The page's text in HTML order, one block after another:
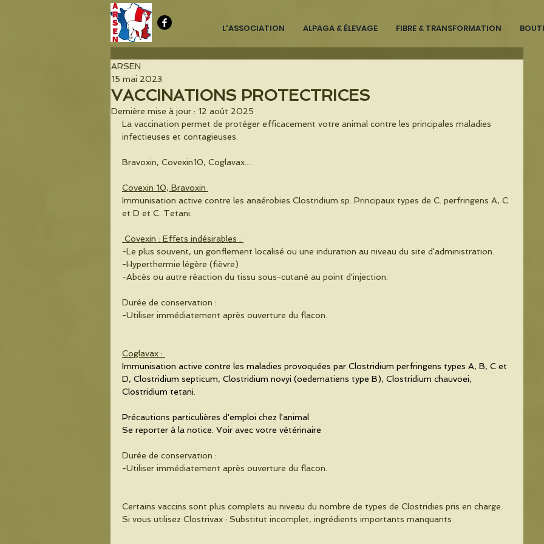
L'ASSOCIATION ALPAGA & ÉLEVAGE FIBRE & TRANSFORMATION
VACCINATIONS PROTECTRICES
ARSEN
15 mai 2023
Dernière mise à jour : 12 août 2025
La vaccination permet de protéger efficacement votre animal contre les principales maladies
infectieuses et contagieuses.
Bravoxin, Covexin10, Coglavax....
Covexin 10, Bravoxin
Immunisation active contre les anaérobies Clostridium sp. Principaux types de C. perfringens A, C
et D et C. Tetani.
Covexin : Effets indésirables :
-Le plus souvent, un gonflement localisé ou une induration au niveau du site d'administration.
-Hyperthermie légère (fièvre)
-Abcès ou autre réaction du tissu sous-cutané au point d'injection.
Durée de conservation :
-Utiliser immédiatement après ouverture du flacon.
Coglavax :
Immunisation active contre les maladies provoquées par Clostridium perfringens types A, B, C et
D, Clostridium septicum, Clostridium novyi (oedematiens type B), Clostridium chauvoei,
Clostridium tetani.
Précautions particulières d'emploi chez l'animal
Se reporter à la notice. Voir avec votre vétérinaire
Durée de conservation :
-Utiliser immédiatement après ouverture du flacon.
Certains vaccins sont plus complets au niveau du nombre de types de Clostridies pris en charge.
Si vous utilisez Clostrivax : Substitut incomplet, ingrédients importants manquants